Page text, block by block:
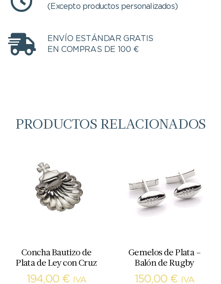
(Excepto productos personalizados)
ENVÍO ESTÁNDAR GRATIS
EN COMPRAS DE 100 €
PRODUCTOS RELACIONADOS
Concha Bautizo de
Plata de Ley con Cruz
194,00 € IVA
Gemelos de Plata –
Balón de Rugby
150,00 € IVA